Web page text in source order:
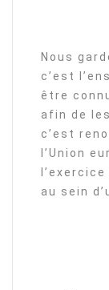
Nous
c’est
être
afin de
c’est
l’Union
au sein